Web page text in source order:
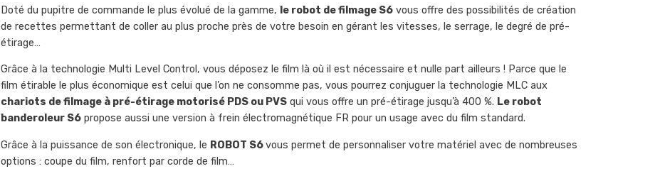
Doté du pupitre de commande le plus évolué de la gamme, le robot de filmage S6 vous offre des possibilités de création
de recettes permettant de coller au plus proche près de votre besoin en gérant les vitesses, le serrage, le degré de pré-
étirage…
Grâce à la technologie Multi Level Control, vous déposez le film là où il est nécessaire et nulle part ailleurs ! Parce que le
film étirable le plus économique est celui que l’on ne consomme pas, vous pourrez conjuguer la technologie MLC aux
chariots de filmage à pré-étirage motorisé PDS ou PVS qui vous offre un pré-étirage jusqu’à 400 %. Le robot
banderoleur S6 propose aussi une version à frein électromagnétique FR pour un usage avec du film standard.
Grâce à la puissance de son électronique, le ROBOT S6vous permet de personnaliser votre matériel avec de nombreuses
options : coupe du film, renfort par corde de film…